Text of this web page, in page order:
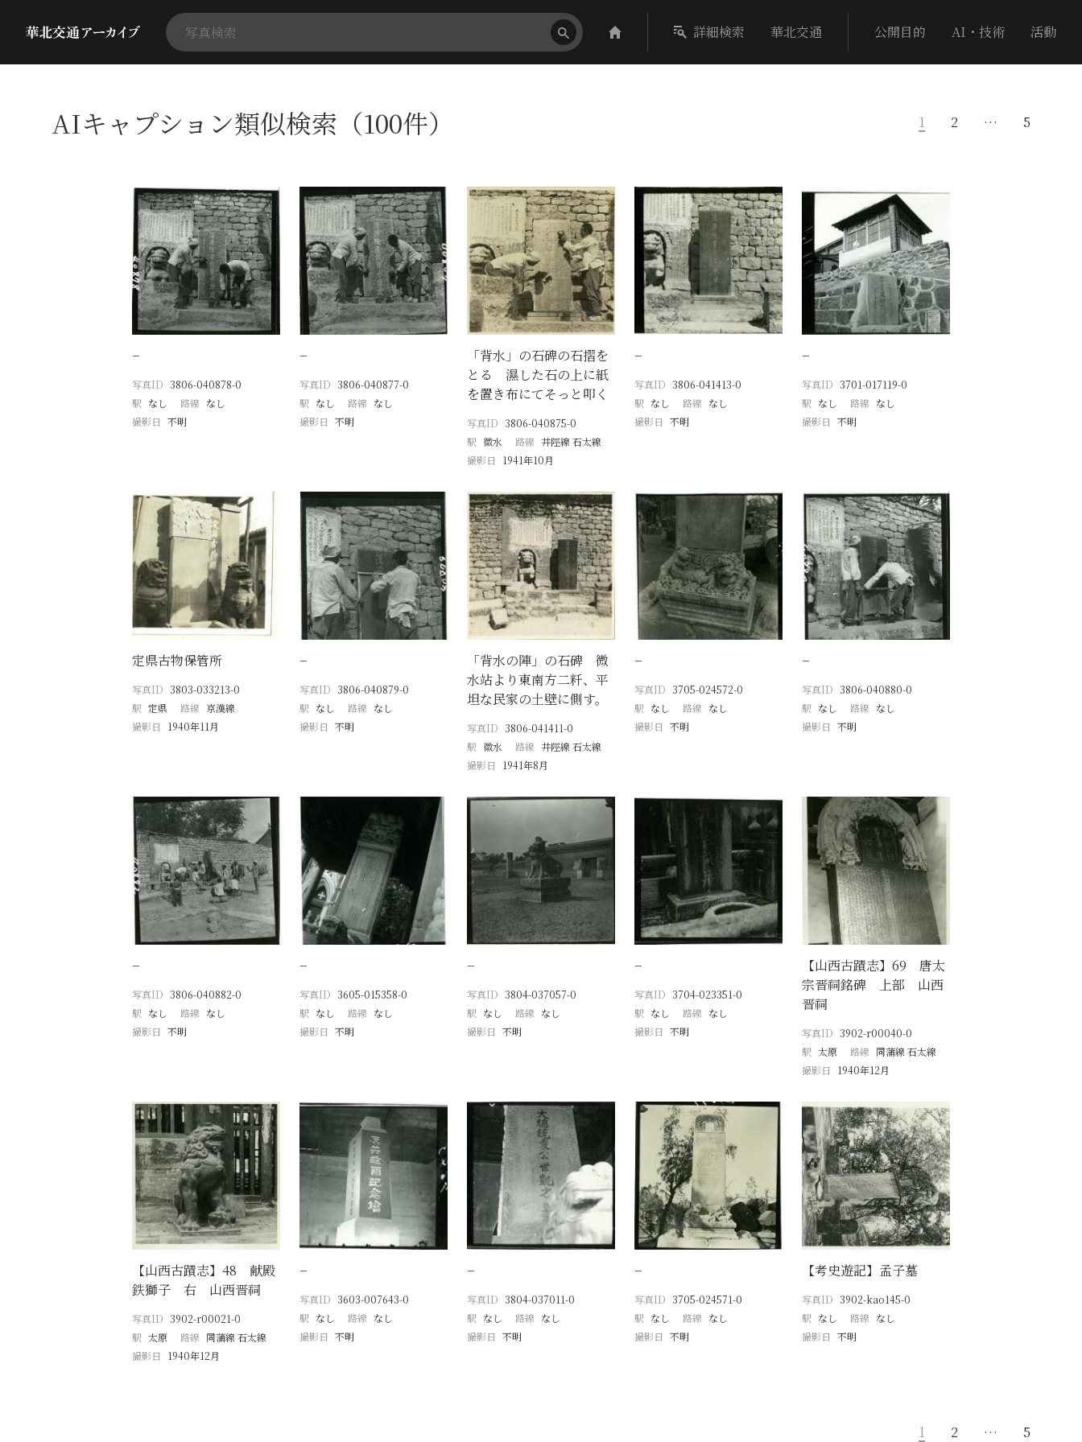
詳細検索 華北交通 公開目的 AI・技術 活動
AIキャプション類似検索（100件） 1 2 … 5
−
写真ID 3806-040878-0
駅 なし 路線 なし
撮影日 不明
−
写真ID 3806-040877-0
駅 なし 路線 なし
撮影日 不明
「背水」の石碑の石摺を
とる 濕した石の上に紙
を置き布にてそっと叩く
写真ID 3806-040875-0
駅 徽水 路線 井陘線 石太線
撮影日
1941年10月
−
写真ID 3806-041413-0
駅 なし 路線 なし
撮影日 不明
−
写真ID 3701-017119-0
駅 なし 路線 なし
撮影日 不明
定県古物保管所
写真ID 3803-033213-0
駅 定県 路線 京漢線
撮影日
1940年11月
−
写真ID 3806-040879-0
駅 なし 路線 なし
撮影日 不明
「背水の陣」の石碑 微
水站より東南方二粁、平
坦な民家の土壁に側す。
写真ID 3806-041411-0
駅 徽水 路線 井陘線 石太線
撮影日
1941年8月
−
写真ID 3705-024572-0
駅 なし 路線 なし
撮影日 不明
−
写真ID 3806-040880-0
駅 なし 路線 なし
撮影日 不明
−
写真ID 3806-040882-0
駅 なし 路線 なし
撮影日 不明
−
写真ID 3605-015358-0
駅 なし 路線 なし
撮影日 不明
−
写真ID 3804-037057-0
駅 なし 路線 なし
撮影日 不明
−
写真ID 3704-023351-0
駅 なし 路線 なし
撮影日 不明
【山西古蹟志】69 唐太
宗晋祠銘碑 上部 山西
晋祠
写真ID 3902-r00040-0
駅 太原 路線 同蒲線 石太線
撮影日
1940年12月
【山西古蹟志】48 献殿
鉄獅子 右 山西晋祠
写真ID 3902-r00021-0
駅 太原 路線 同蒲線 石太線
撮影日
1940年12月
−
写真ID 3603-007643-0
駅 なし 路線 なし
撮影日 不明
−
写真ID 3804-037011-0
駅 なし 路線 なし
撮影日 不明
−
写真ID 3705-024571-0
駅 なし 路線 なし
撮影日 不明
【考史遊記】孟子墓
写真ID 3902-kao145-0
駅 なし 路線 なし
撮影日 不明
1 2 … 5